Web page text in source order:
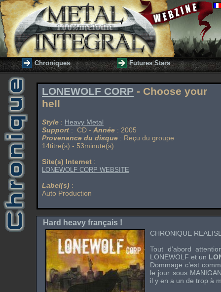
Chroniques Futures Stars
LONEWOLF CORP - Choose your
hell
Style : Heavy Metal
Support : CD - Année : 2005
Provenance du disque : Reçu du groupe
14titre(s) - 53minute(s)
Site(s) Internet :
LONEWOLF CORP WEBSITE
Label(s) :
Auto Production
Hard heavy français !
CHRONIQUE
Tout d’abord
LONEWOLF et un
Dommage c’est
le jour sous
il y en a un de trop à